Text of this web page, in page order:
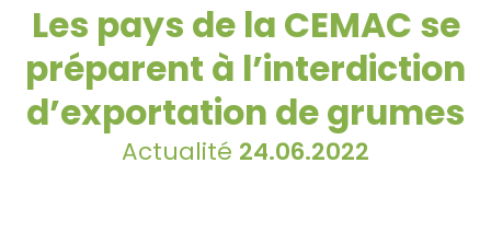
Les pays de la CEMAC se
préparent à l’interdiction
d’exportation de grumes
Actualité 24.06.2022